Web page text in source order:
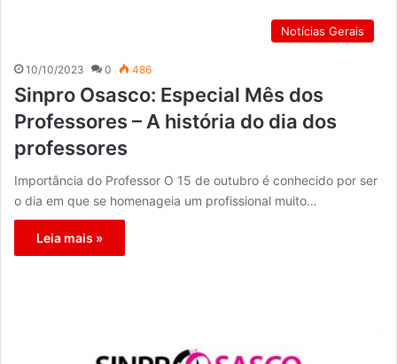
Notícias Gerais
10/10/2023 0 486
Sinpro Osasco: Especial Mês dos
Professores – A história do dia dos
professores
Importância do Professor O 15 de outubro é conhecido por ser
o dia em que se homenageia um profissional muito…
Leia mais »